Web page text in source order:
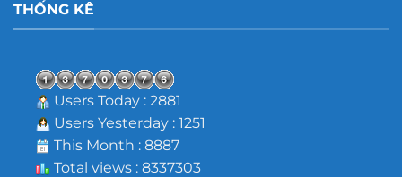
THỐNG KÊ
Users Today : 2881
Users Yesterday : 1251
This Month : 8887
Total views : 8337303